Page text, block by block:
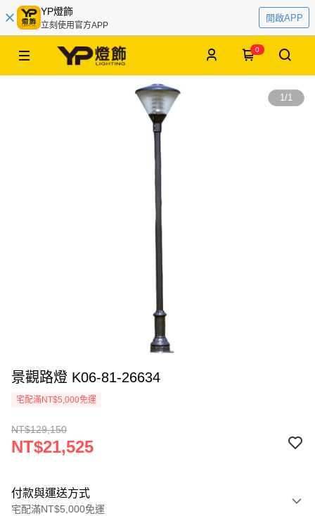
YP燈飾
立刻使用官方APP
開啟APP
0
1/1
景觀路燈 K06-81-26634
宅配滿NT$5,000免運
NT$129,150
NT$21,525
付款與運送方式
宅配滿NT$5,000免運